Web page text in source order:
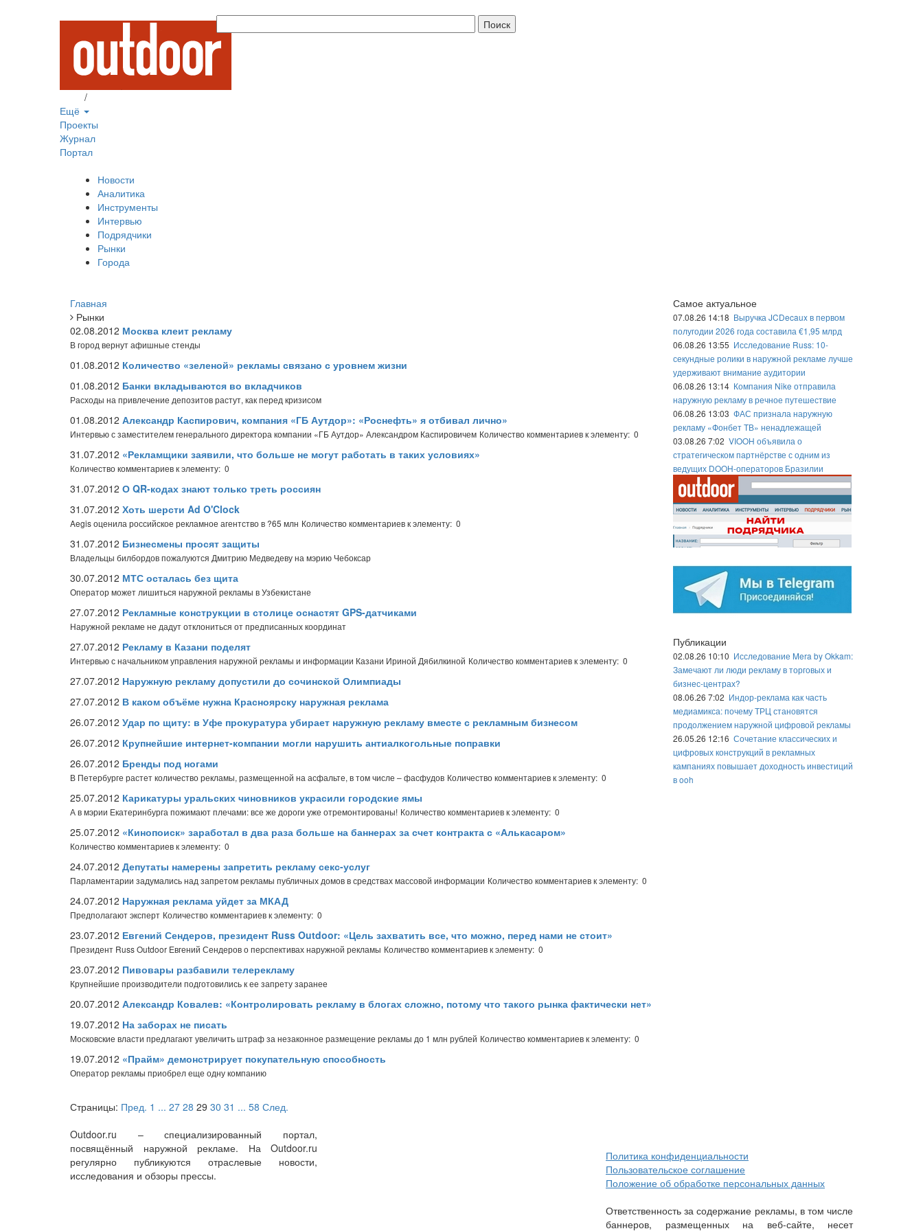
/
Ещё
Проекты
Журнал
Портал
Новости
Аналитика
Инструменты
Интервью
Подрядчики
Рынки
Города
Главная
Рынки
02.08.2012 Москва клеит рекламу
В город вернут афишные стенды
01.08.2012 Количество «зеленой» рекламы связано с уровнем жизни
01.08.2012 Банки вкладываются во вкладчиков
Расходы на привлечение депозитов растут, как перед кризисом
01.08.2012 Александр Каспирович, компания «ГБ Аутдор»: «Роснефть» я отбивал лично»
Интервью с заместителем генерального директора компании «ГБ Аутдор» Александром Каспировичем Количество комментариев к элементу: 0
31.07.2012 «Рекламщики заявили, что больше не могут работать в таких условиях»
Количество комментариев к элементу: 0
31.07.2012 О QR-кодах знают только треть россиян
31.07.2012 Хоть шерсти Ad O'Clock
Aegis оценила российское рекламное агентство в ?65 млн Количество комментариев к элементу: 0
31.07.2012 Бизнесмены просят защиты
Владельцы билбордов пожалуются Дмитрию Медведеву на мэрию Чебоксар
30.07.2012 МТС осталась без щита
Оператор может лишиться наружной рекламы в Узбекистане
27.07.2012 Рекламные конструкции в столице оснастят GPS-датчиками
Наружной рекламе не дадут отклониться от предписанных координат
27.07.2012 Рекламу в Казани поделят
Интервью с начальником управления наружной рекламы и информации Казани Ириной Дябилкиной Количество комментариев к элементу: 0
27.07.2012 Наружную рекламу допустили до сочинской Олимпиады
27.07.2012 В каком объёме нужна Красноярску наружная реклама
26.07.2012 Удар по щиту: в Уфе прокуратура убирает наружную рекламу вместе с рекламным бизнесом
26.07.2012 Крупнейшие интернет-компании могли нарушить антиалкогольные поправки
26.07.2012 Бренды под ногами
В Петербурге растет количество рекламы, размещенной на асфальте, в том числе – фасфудов Количество комментариев к элементу: 0
25.07.2012 Карикатуры уральских чиновников украсили городские ямы
А в мэрии Екатеринбурга пожимают плечами: все же дороги уже отремонтированы! Количество комментариев к элементу: 0
25.07.2012 «Кинопоиск» заработал в два раза больше на баннерах за счет контракта с «Алькасаром»
Количество комментариев к элементу: 0
24.07.2012 Депутаты намерены запретить рекламу секс-услуг
Парламентарии задумались над запретом рекламы публичных домов в средствах массовой информации Количество комментариев к элементу: 0
24.07.2012 Наружная реклама уйдет за МКАД
Предполагают эксперт Количество комментариев к элементу: 0
23.07.2012 Евгений Сендеров, президент Russ Outdoor: «Цель захватить все, что можно, перед нами не стоит»
Президент Russ Outdoor Евгений Сендеров о перспективах наружной рекламы Количество комментариев к элементу: 0
23.07.2012 Пивовары разбавили телерекламу
Крупнейшие производители подготовились к ее запрету заранее
20.07.2012 Александр Ковалев: «Контролировать рекламу в блогах сложно, потому что такого рынка фактически нет»
19.07.2012 На заборах не писать
Московские власти предлагают увеличить штраф за незаконное размещение рекламы до 1 млн рублей Количество комментариев к элементу: 0
19.07.2012 «Прайм» демонстрирует покупательную способность
Оператор рекламы приобрел еще одну компанию
Страницы: Пред. 1 ... 27 28 29 30 31 ... 58 След.
Самое актуальное
07.08.26 14:18 Выручка JCDecaux в первом
полугодии 2026 года составила €1,95 млрд
06.08.26 13:55 Исследование Russ: 10-
секундные ролики в наружной рекламе лучше
удерживают внимание аудитории
06.08.26 13:14 Компания Nike отправила
наружную рекламу в речное путешествие
06.08.26 13:03 ФАС признала наружную
рекламу «Фонбет ТВ» ненадлежащей
03.08.26 7:02 VIOOH объявила о
стратегическом партнёрстве с одним из
ведущих DOOH-операторов Бразилии
Публикации
02.08.26 10:10 Исследование Mera by Okkam:
Замечают ли люди рекламу в торговых и
бизнес-центрах?
08.06.26 7:02 Индор-реклама как часть
медиамикса: почему ТРЦ становятся
продолжением наружной цифровой рекламы
26.05.26 12:16 Сочетание классических и
цифровых конструкций в рекламных
кампаниях повышает доходность инвестиций
в ooh
Outdoor.ru – специализированный портал,
посвящённый наружной рекламе. На Outdoor.ru
регулярно публикуются отраслевые новости,
исследования и обзоры прессы.
Политика конфиденциальности
Пользовательское соглашение
Положение об обработке персональных данных
Ответственность за содержание рекламы, в том числе
баннеров, размещенных на веб-сайте, несет